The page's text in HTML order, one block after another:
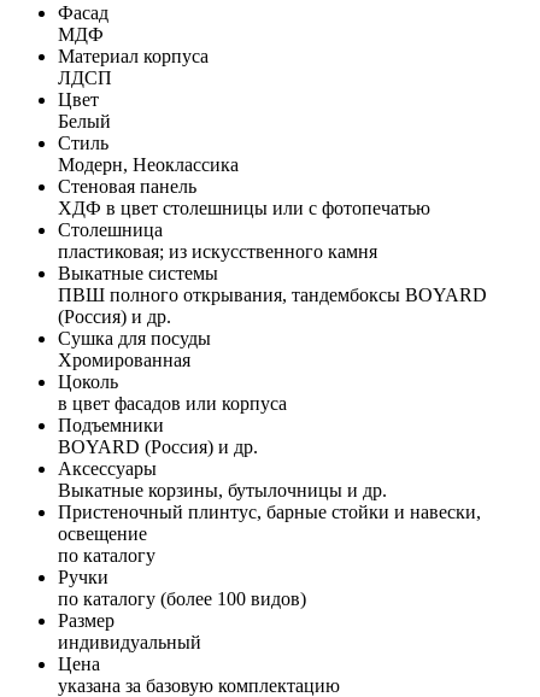
Фасад
МДФ
Материал корпуса
ЛДСП
Цвет
Белый
Стиль
Модерн, Неоклассика
Стеновая панель
ХДФ в цвет столешницы или с фотопечатью
Столешница
пластиковая; из искусственного камня
Выкатные системы
ПВШ полного открывания, тандембоксы BOYARD
(Россия) и др.
Сушка для посуды
Хромированная
Цоколь
в цвет фасадов или корпуса
Подъемники
BOYARD (Россия) и др.
Аксессуары
Выкатные корзины, бутылочницы и др.
Пристеночный плинтус, барные стойки и навески,
освещение
по каталогу
Ручки
по каталогу (более 100 видов)
Размер
индивидуальный
Цена
указана за базовую комплектацию